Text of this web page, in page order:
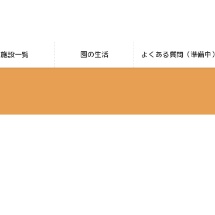
施設一覧 園の生活 よくある質問（準備中）